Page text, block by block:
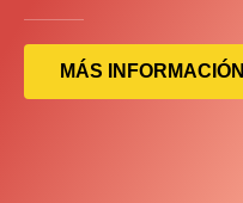
MÁS INFORMACIÓN